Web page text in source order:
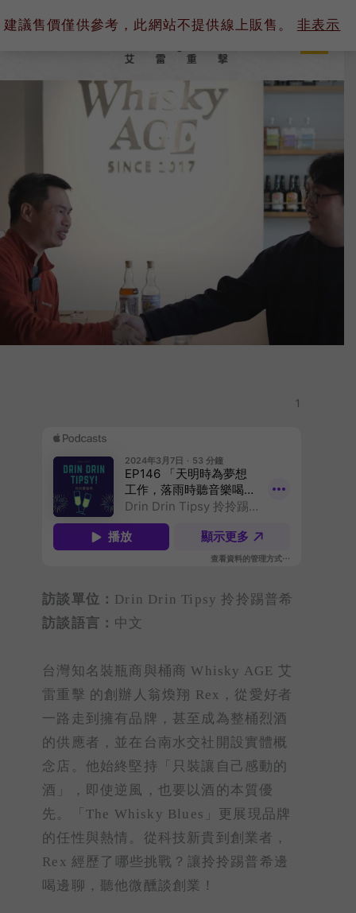
建議售價僅供參考，此網站不提供線上販售。 非表示
容
ス
1
訪談單位： Drin Drin Tipsy 拎拎踢普希
訪談語言： 中文
台灣知名裝瓶商與桶商 Whisky AGE 艾
雷重擊 的創辦人翁煥翔 Rex，從愛好者
一路走到擁有品牌，甚至成為整桶烈酒
的供應者，並在台南水交社開設實體概
念店。他始終堅持「只裝讓自己感動的
酒」，即使逆風，也要以酒的本質優
先。「The Whisky Blues」更展現品牌
的任性與熱情。從科技新貴到創業者，
Rex 經歷了哪些挑戰？讓拎拎踢普希邊
喝邊聊，聽他微醺談創業！